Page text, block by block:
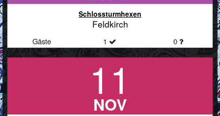
Schlossturmhexen
Feldkirch
Gäste 1 0
11
NOV